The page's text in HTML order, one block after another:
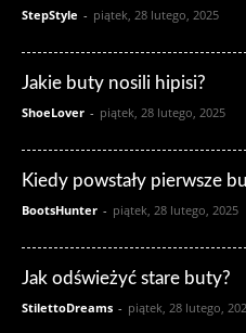
StepStyle - piątek, 28 lutego, 2025
Jakie buty nosili hipisi?
ShoeLover - piątek, 28 lutego, 2025
Kiedy powstały pierwsze
BootsHunter - piątek, 28 lutego, 2025
Jak odświeżyć stare buty?
StilettoDreams - piątek, 28 lutego,